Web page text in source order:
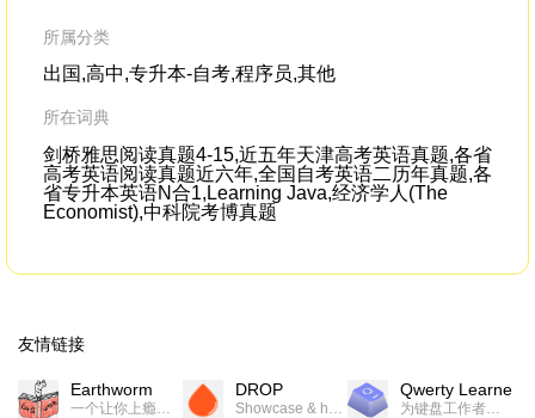
our time like this every single day.
所属分类
出国,高中,专升本-自考,程序员,其他
所在词典
剑桥雅思阅读真题4-15,近五年天津高考英语真题,各省
高考英语阅读真题近六年,全国自考英语二历年真题,各
省专升本英语N合1,Learning Java,经济学人(The
Economist),中科院考博真题
友情链接
Earthworm DROP Qwerty Learner
为键盘工作者设计的单词与肌肉记忆锻炼软件